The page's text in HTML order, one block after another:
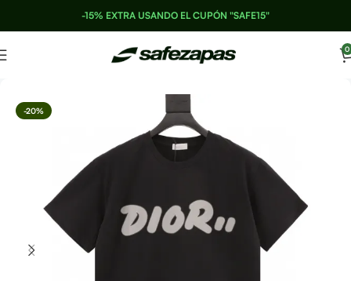
-15% EXTRA USANDO EL CUPÓN "SAFE15"
0
-20%